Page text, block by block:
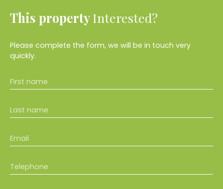
This property Interested?
Please complete the form, we will be in touch very
quickly.
First name
Last name
Email
Telephone